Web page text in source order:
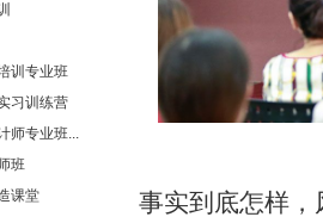
训专业班
习训练营
师专业班...
班
课堂
事实到底怎样